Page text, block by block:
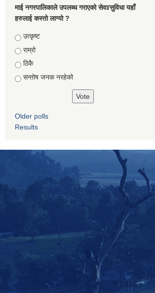
माई नगरपालिकाले उपलब्ध गराएको सेवा/सुविधा यहाँ
हरुलाई कस्तो लाग्यो ?
Choices
उत्कृष्ट
राम्रो
ठिकै
सन्तोष जनक नरहेको
Older polls
Results